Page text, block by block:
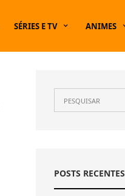
SÉRIES E TV ANIMES
POSTS RECENTES